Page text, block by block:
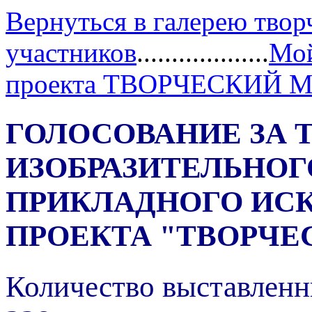
Вернуться в галерею
участников...................
проекта ТВОРЧЕСКИЙ
ГОЛОСОВАНИЕ ЗА
ПРИКЛАДНОГО
ПРОЕКТА
Количество